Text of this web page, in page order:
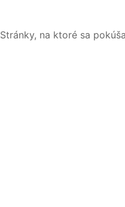
Stránky, na ktoré sa